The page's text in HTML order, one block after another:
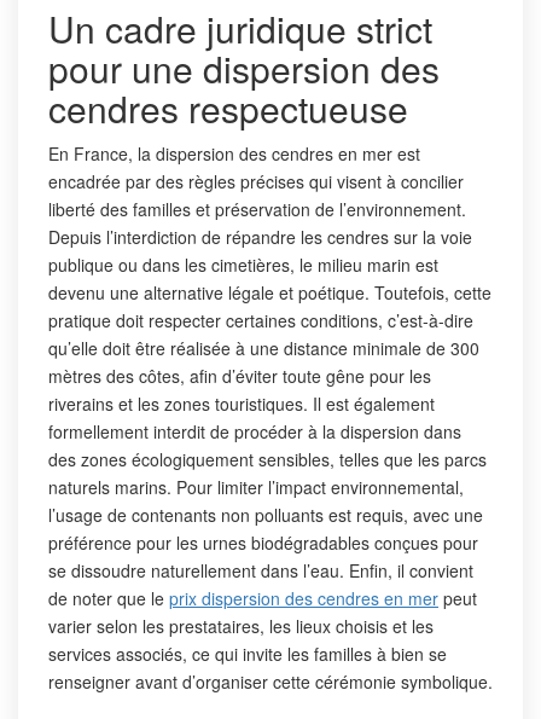
Un cadre juridique strict
pour une dispersion des
cendres respectueuse
En France, la dispersion des cendres en mer est
encadrée par des règles précises qui visent à concilier
liberté des familles et préservation de l’environnement.
Depuis l’interdiction de répandre les cendres sur la voie
publique ou dans les cimetières, le milieu marin est
devenu une alternative légale et poétique. Toutefois, cette
pratique doit respecter certaines conditions, c’est-à-dire
qu’elle doit être réalisée à une distance minimale de 300
mètres des côtes, afin d’éviter toute gêne pour les
riverains et les zones touristiques. Il est également
formellement interdit de procéder à la dispersion dans
des zones écologiquement sensibles, telles que les parcs
naturels marins. Pour limiter l’impact environnemental,
l’usage de contenants non polluants est requis, avec une
préférence pour les urnes biodégradables conçues pour
se dissoudre naturellement dans l’eau. Enfin, il convient
de noter que le prix dispersion des cendres en mer peut
varier selon les prestataires, les lieux choisis et les
services associés, ce qui invite les familles à bien se
renseigner avant d’organiser cette cérémonie symbolique.